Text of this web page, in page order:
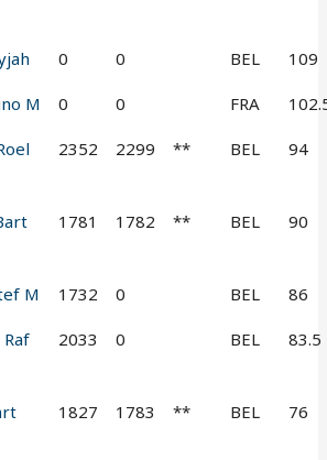
0 0 BEL 109
M 0 0 FRA
2352 2299 ** BEL 94
1781 1782 ** BEL 90
M 1732 0 BEL 86
2033 0 BEL 83.5
1827 1783 ** BEL 76